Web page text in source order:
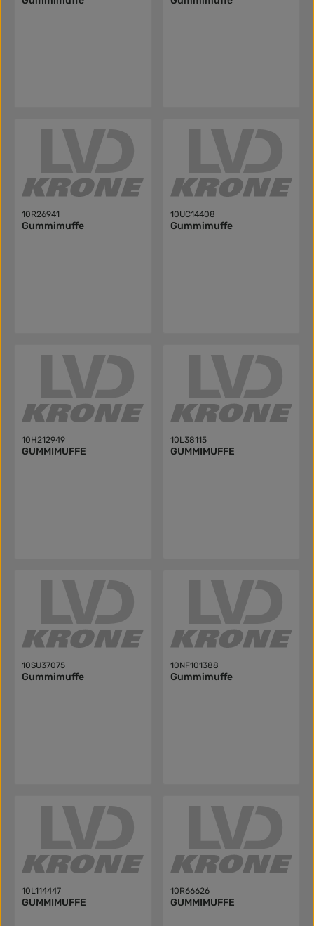
10R26941
Gummimuffe
10UC14408
Gummimuffe
10H212949
GUMMIMUFFE
10L38115
GUMMIMUFFE
10SU37075
Gummimuffe
10NF101388
Gummimuffe
10L114447
GUMMIMUFFE
10R66626
GUMMIMUFFE